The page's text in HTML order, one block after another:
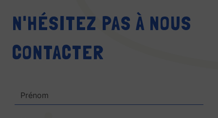
N'HÉSITEZ PAS À NOUS
CONTACTER